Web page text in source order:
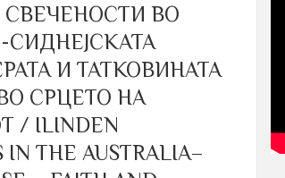
ВО
И ТАТКОВИНАТА
СРЦЕТО НА
/ ILINDEN
IN THE AUSTRALIA–